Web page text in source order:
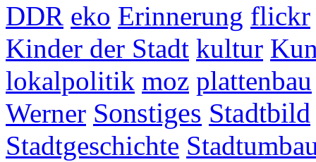
DDR eko Erinnerung flickr
Kinder der Stadt kultur
lokalpolitik moz plattenbau
Werner Sonstiges Stadtbild
Stadtgeschichte